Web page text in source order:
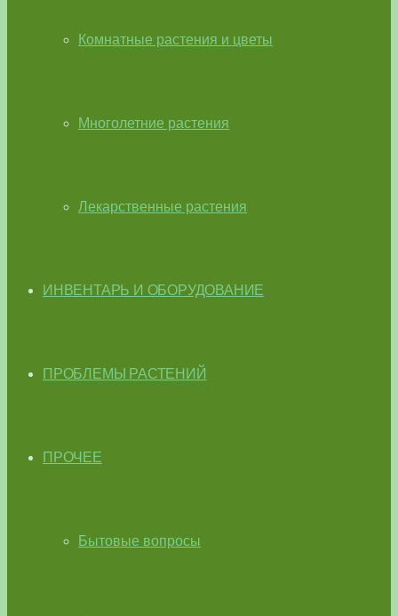
Комнатные растения и цветы
Многолетние растения
Лекарственные растения
ИНВЕНТАРЬ И ОБОРУДОВАНИЕ
ПРОБЛЕМЫ РАСТЕНИЙ
ПРОЧЕЕ
Бытовые вопросы